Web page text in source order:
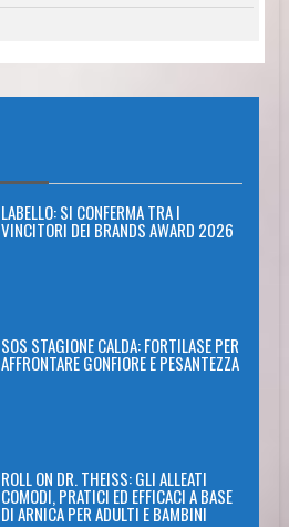
LABELLO: SI CONFERMA TRA I
VINCITORI DEI BRANDS AWARD 2026
SOS STAGIONE CALDA: FORTILASE PER
AFFRONTARE GONFIORE E PESANTEZZA
ROLL ON DR. THEISS: GLI ALLEATI
COMODI, PRATICI ED EFFICACI A BASE
DI ARNICA PER ADULTI E BAMBINI